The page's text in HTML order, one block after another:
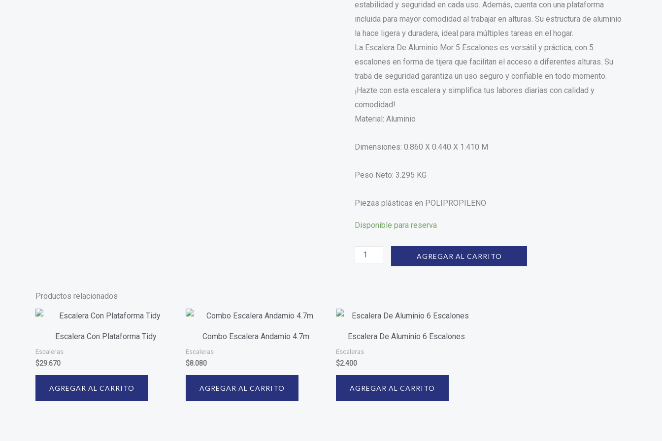
estabilidad y seguridad en cada uso. Además, cuenta con una plataforma
incluida para mayor comodidad al trabajar en alturas. Su estructura de aluminio
la hace ligera y duradera, ideal para múltiples tareas en el hogar.
La Escalera De Aluminio Mor 5 Escalones es versátil y práctica, con 5
escalones en forma de tijera que facilitan el acceso a diferentes alturas. Su
traba de seguridad garantiza un uso seguro y confiable en todo momento.
¡Hazte con esta escalera y simplifica tus labores diarias con calidad y
comodidad!
Material: Aluminio
Dimensiones: 0.860 X 0.440 X 1.410 M
Peso Neto: 3.295 KG
Piezas plásticas en POLIPROPILENO
Disponible para reserva
AGREGAR AL CARRITO
Productos relacionados
Escalera Con Plataforma Tidy
Escaleras
$29.670
AGREGAR AL CARRITO
Combo Escalera Andamio 4.7m
Escaleras
$8.080
AGREGAR AL CARRITO
Escalera De Aluminio 6 Escalones
Escaleras
$2.400
AGREGAR AL CARRITO